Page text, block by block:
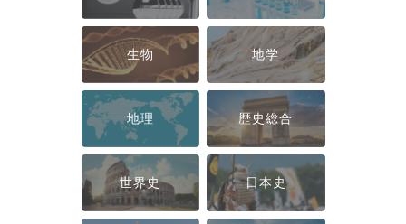
生物 地学
地理 歴史総合
世界史 日本史